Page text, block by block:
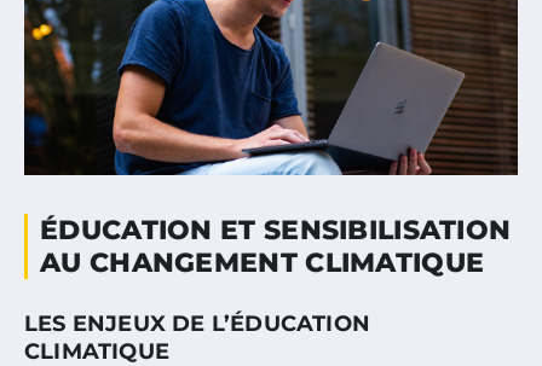
ÉDUCATION ET SENSIBILISATION
AU CHANGEMENT CLIMATIQUE
LES ENJEUX DE L’ÉDUCATION
CLIMATIQUE